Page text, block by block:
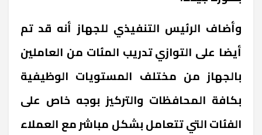
وأضاف الرئيس التنفيذي للجهاز أنه قد تم
أيضا على التوازي تدريب المئات من العاملين
بالجهاز من مختلف المستويات الوظيفية
بكافة المحافظات والتركيز بوجه خاص على
الفئات التي تتعامل بشكل مباشر مع العملاء